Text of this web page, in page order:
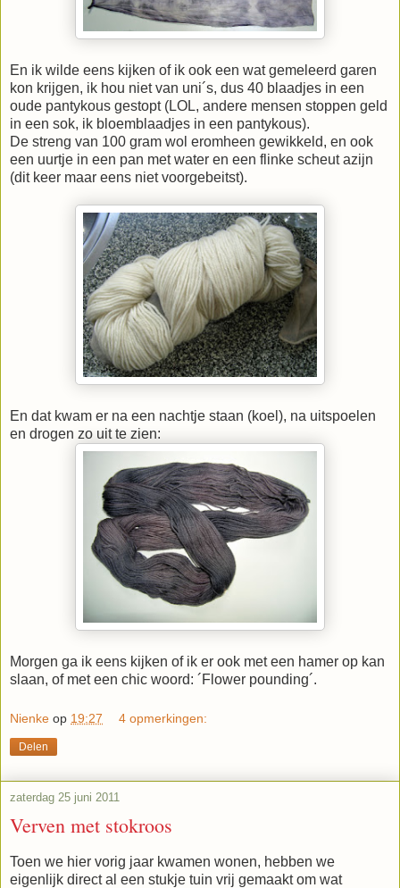
En ik wilde eens kijken of ik ook een wat gemeleerd garen
kon krijgen, ik hou niet van uni´s, dus 40 blaadjes in een
oude pantykous gestopt (LOL, andere mensen stoppen geld
in een sok, ik bloemblaadjes in een pantykous).
De streng van 100 gram wol eromheen gewikkeld, en ook
een uurtje in een pan met water en een flinke scheut azijn
(dit keer maar eens niet voorgebeitst).
En dat kwam er na een nachtje staan (koel), na uitspoelen
en drogen zo uit te zien:
Morgen ga ik eens kijken of ik er ook met een hamer op kan
slaan, of met een chic woord: ´Flower pounding´.
Nienke op 19:27 4 opmerkingen:
Delen
zaterdag 25 juni 2011
Verven met stokroos
Toen we hier vorig jaar kwamen wonen, hebben we
eigenlijk direct al een stukje tuin vrij gemaakt om wat